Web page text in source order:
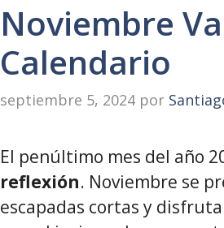
Noviembre
Calendario
septiembre 5, 2024 por
El penúltimo mes del año
reflexión. Noviembre se
escapadas cortas y